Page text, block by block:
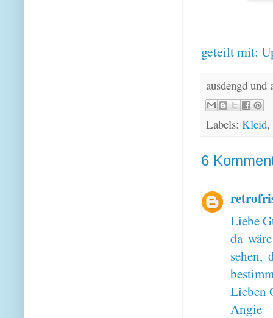
geteilt mit:
ausdengd
Labels: Kleid,
6
Liebe
da
sehen,
Lieben
Angie